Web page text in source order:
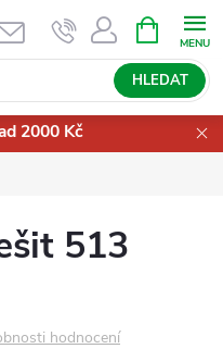
HLEDAT
NÁKUPNÍ
KOŠÍK
2000 Kč
513
hodnocení